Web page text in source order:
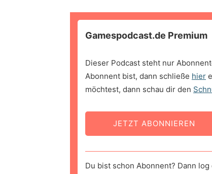
Gamespodcast.de Premium
Dieser Podcast steht nur
Abonnent bist, dann schließe hier
möchtest, dann schau dir den
JETZT ABONNIEREN
Du bist schon Abonnent? Dann